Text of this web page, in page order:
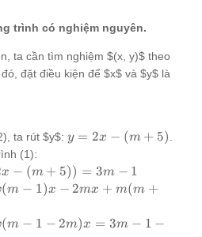
trình có nghiệm nguyên.
ta cần tìm nghiệm $(x, y)$ theo
đặt điều kiện để $x$ và $y$ là
ta rút $y$: y = 2x
(m+5)
y = 2x − (m + 5)
(1):
x − (m + 5)) = 3m − 1
(m − 1)x − 2mx + m(m +
(m − 1 − 2m)x = 3m − 1 −